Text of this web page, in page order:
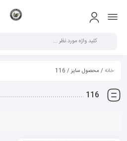
خانه/ محصول سایز / 116
116